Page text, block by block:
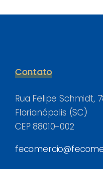
Contato
Rua Felipe Schmidt,
Florianópolis (SC)
CEP 88010-002